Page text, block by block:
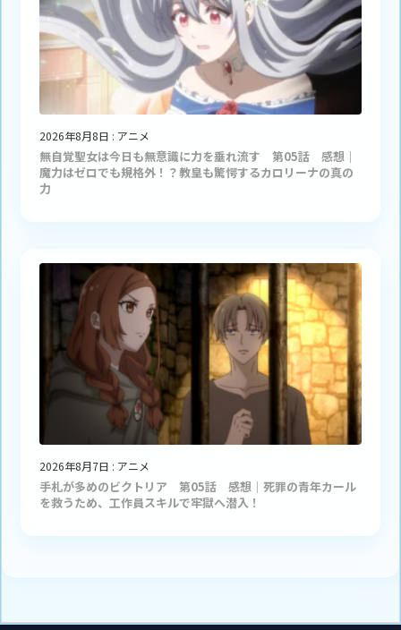
2026年8月8日 : アニメ
無自覚聖女は今日も無意識に力を垂れ流す 第05話 感想｜
魔力はゼロでも規格外！？教皇も驚愕するカロリーナの真の
力
2026年8月7日 : アニメ
手札が多めのビクトリア 第05話 感想｜死罪の青年カール
を救うため、工作員スキルで牢獄へ潜入！